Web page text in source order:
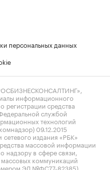
персональных данных
информационного
регистрации средства
службой
технологий
09.12.2015
издания «РБК»
массовой информации
в сфере связи,
коммуникаций
ЭЛ №ФС77-82385)